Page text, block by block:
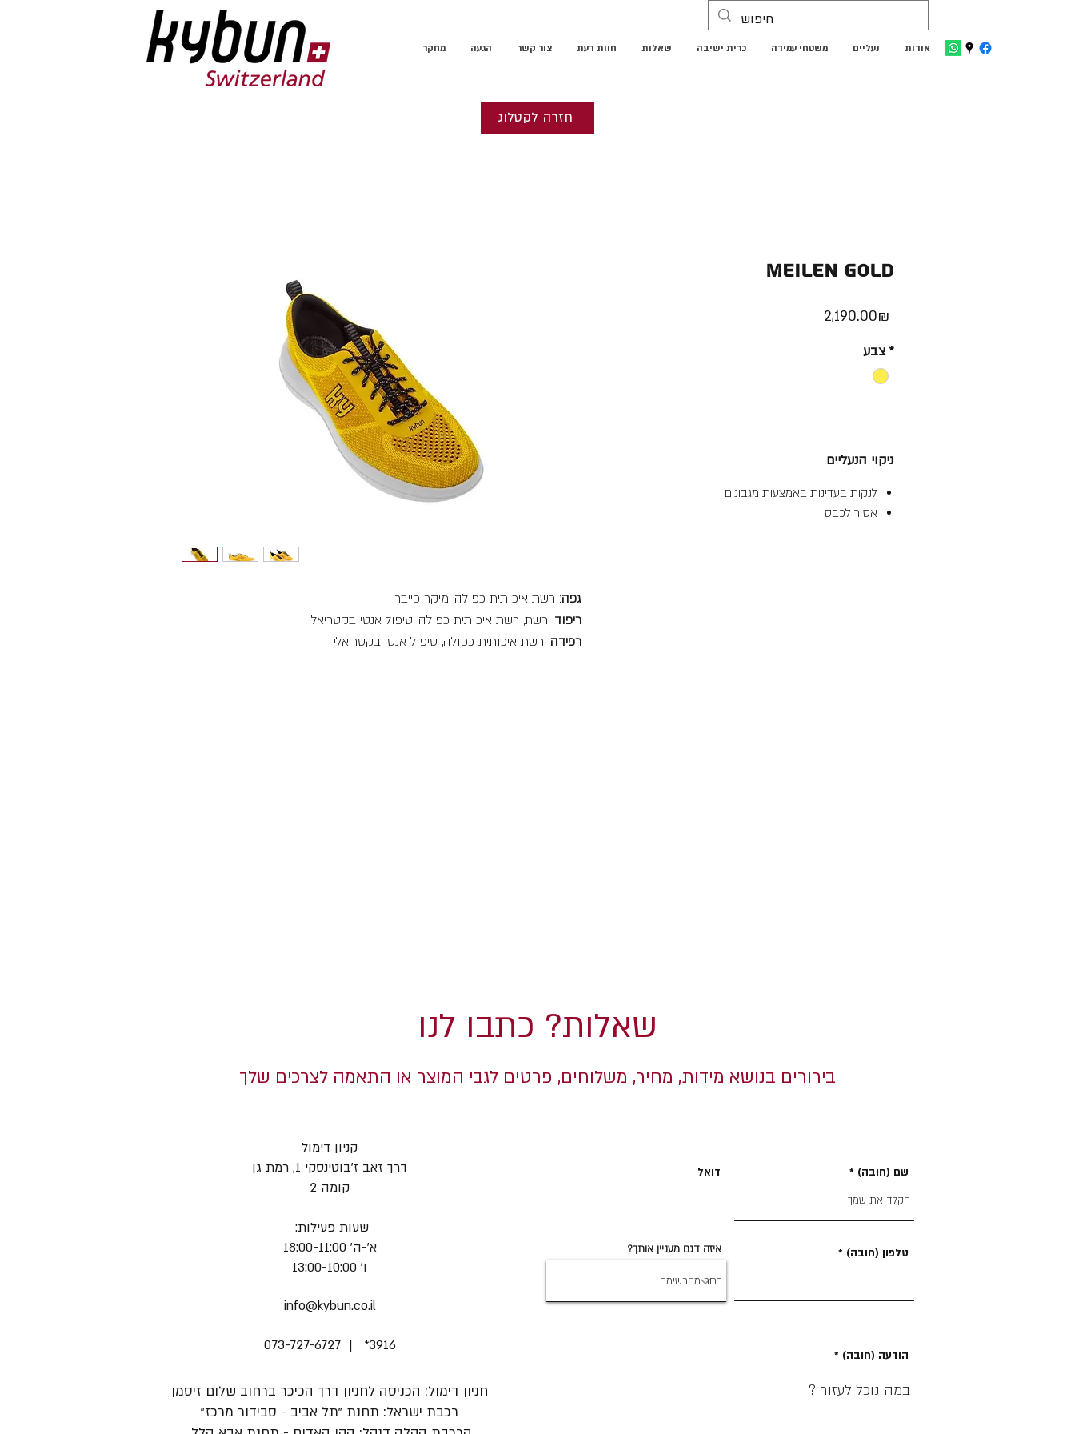
אודות נעליים משטחי עמידה כרית ישיבה שאלות חוות דעת צור קשר הגעה מחקר
חזרה לקטלוג
גפה: רשת איכותית כפולה, מיקרופייבר
ריפוד: רשת, רשת איכותית כפולה, טיפול אנטי בקטריאלי
רפידה: רשת איכותית כפולה, טיפול אנטי בקטריאלי
Meilen Gold
‏2,190.00 ‏₪
צבע *
ניקוי הנעליים
לנקות בעדינות באמצעות מגבונים
אסור לכבס
שאלות? כתבו לנו
בירורים בנושא מידות, מחיר, משלוחים, פרטים לגבי המוצר או התאמה לצרכים שלך
קניון דימול
דרך זאב ז'בוטינסקי 1, רמת גן
קומה 2
שעות פעילות:
א'-ה' 18:00-11:00
ו' 13:00-10:00
info@kybun.co.il
073-727-6727 | *3916
חניון דימול: הכניסה לחניון דרך הכיכר ברחוב שלום זיסמן
רכבת ישראל: תחנת "תל אביב - סבידור מרכז"
דואל שם (חובה)
איזה דגם מעניין אותך? טלפון (חובה)
הודעה (חובה)